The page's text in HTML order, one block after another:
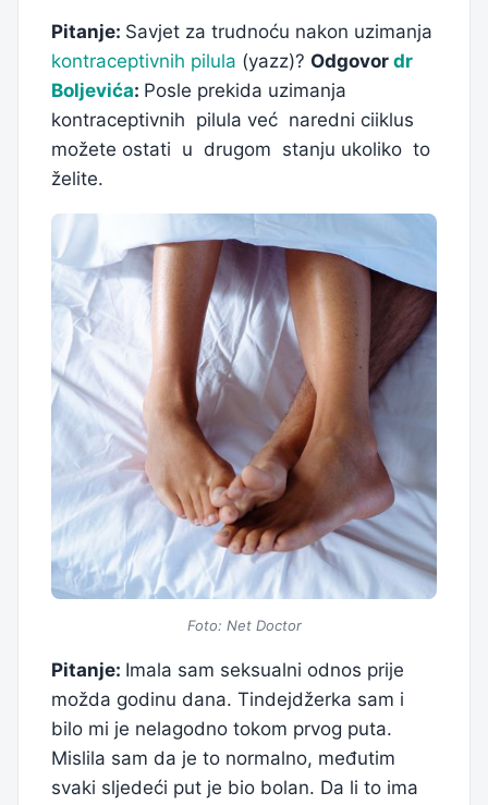
Pitanje: Savjet za trudnoću nakon uzimanja
kontraceptivnih pilula (yazz)? Odgovor dr
Boljevića: Posle prekida uzimanja
kontraceptivnih pilula već naredni ciiklus
možete ostati u drugom stanju ukoliko to
želite.
Foto: Net Doctor
Pitanje: Imala sam seksualni odnos prije
možda godinu dana. Tindejdžerka sam i
bilo mi je nelagodno tokom prvog puta.
Mislila sam da je to normalno, međutim
svaki sljedeći put je bio bolan. Da li to ima